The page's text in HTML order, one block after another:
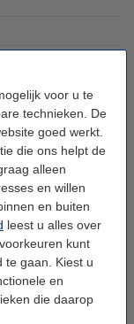
voor u te
technieken. De
goed werkt.
die ons helpt de
alleen
en willen
en buiten
leest u alles over
kunt
te gaan. Kiest u
en
die daarop